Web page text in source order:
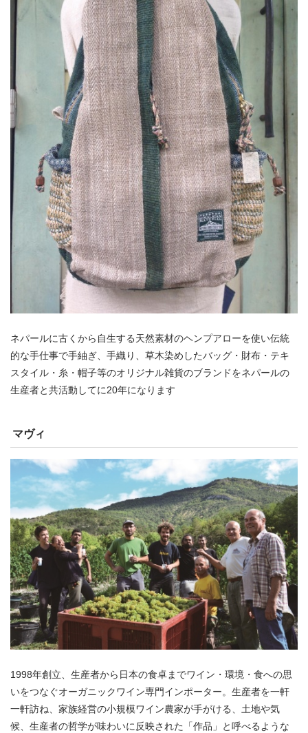
ネパールに古くから自生する天然素材のヘンプアローを使い伝統
的な手仕事で手紬ぎ、手織り、草木染めしたバッグ・財布・テキ
スタイル・糸・帽子等のオリジナル雑貨のブランドをネパールの
生産者と共活動してに20年になります
マヴィ
1998年創立、生産者から日本の食卓までワイン・環境・食への思
いをつなぐオーガニックワイン専門インポーター。生産者を一軒
一軒訪ね、家族経営の小規模ワイン農家が手がける、土地や気
候、生産者の哲学が味わいに反映された「作品」と呼べるような